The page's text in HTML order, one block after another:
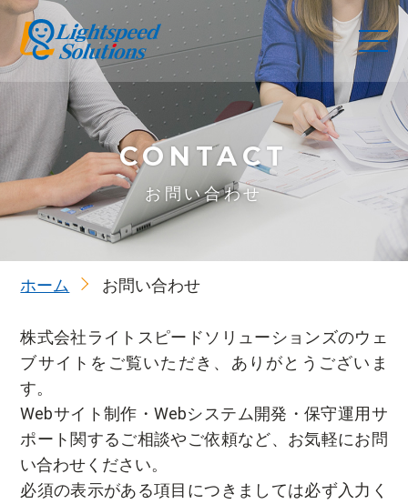
お問い合わせ
ホーム お問い合わせ
株式会社ライトスピードソリューションズのウェ
ブサイトをご覧いただき、ありがとうございま
す。
Webサイト制作・Webシステム開発・保守運用サ
ポート関するご相談やご依頼など、お気軽にお問
い合わせください。
必須の表示がある項目につきましては必ず入力く